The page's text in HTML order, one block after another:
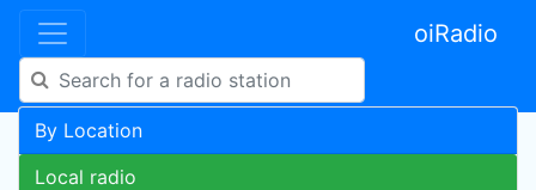
oiRadio
By Location
Local radio